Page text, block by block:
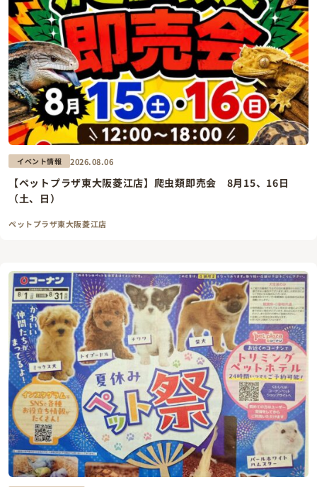
イベント情報 2026.08.06
【ペットプラザ東大阪菱江店】爬虫類即売会 8月15、16日
（土、日）
ペットプラザ東大阪菱江店